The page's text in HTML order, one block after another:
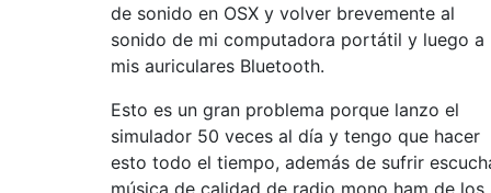
de sonido en OSX y volver brevemente al
sonido de mi computadora portátil y luego a
mis auriculares Bluetooth.
Esto es un gran problema porque lanzo el
simulador 50 veces al día y tengo que hacer
esto todo el tiempo, además de sufrir
música de calidad de radio mono ham de los